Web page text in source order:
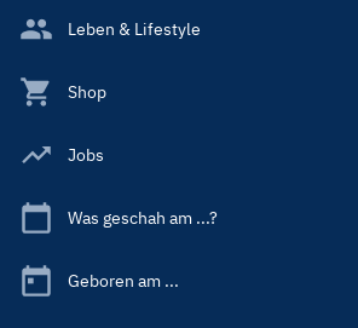
Leben & Lifestyle
Shop
Jobs
Was geschah am ...?
Geboren am ...